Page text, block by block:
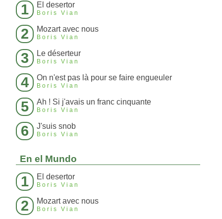
1 El desertor
Boris Vian
2 Mozart avec nous
Boris Vian
3 Le déserteur
Boris Vian
4 On n'est pas là pour se faire engueuler
Boris Vian
5 Ah ! Si j'avais un franc cinquante
Boris Vian
6 J'suis snob
Boris Vian
En el Mundo
1 El desertor
Boris Vian
2 Mozart avec nous
Boris Vian